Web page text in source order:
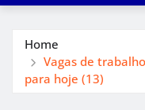
Home
Vagas de
para hoje (13)